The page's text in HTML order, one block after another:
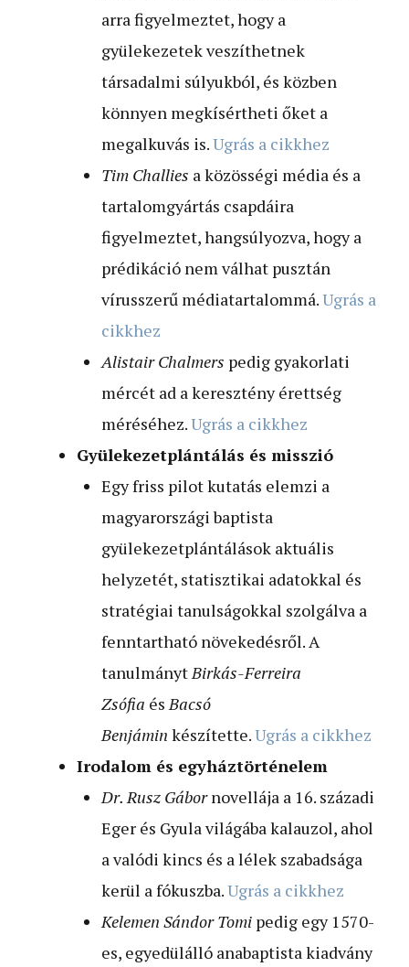
arra figyelmeztet, hogy a
gyülekezetek veszíthetnek
társadalmi súlyukból, és közben
könnyen megkísértheti őket a
megalkuvás is.Ugrás a cikkhez
Tim Challies a közösségi média és a
tartalomgyártás csapdáira
figyelmeztet, hangsúlyozva, hogy a
prédikáció nem válhat pusztán
vírusszerű médiatartalommá.Ugrás a
cikkhez
Alistair Chalmers pedig gyakorlati
mércét ad a keresztény érettség
méréséhez.Ugrás a cikkhez
Gyülekezetplántálás és misszió
Egy friss pilot kutatás elemzi a
magyarországi baptista
gyülekezetplántálások aktuális
helyzetét, statisztikai adatokkal és
stratégiai tanulságokkal szolgálva a
fenntartható növekedésről. A
tanulmányt Birkás-Ferreira
Zsófia és Bacsó
Benjámin készítette.Ugrás a cikkhez
Irodalom és egyháztörténelem
Dr. Rusz Gábornovellája a 16. századi
Eger és Gyula világába kalauzol, ahol
a valódi kincs és a lélek szabadsága
kerül a fókuszba.Ugrás a cikkhez
Kelemen Sándor Tomi pedig egy 1570-
es, egyedülálló anabaptista kiadvány